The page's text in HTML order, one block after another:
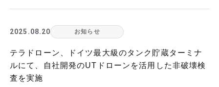
2025.08.20 お知らせ
テラドローン、ドイツ最大級のタンク貯蔵ターミナ
ルにて、自社開発のUTドローンを活用した非破壊検
査を実施